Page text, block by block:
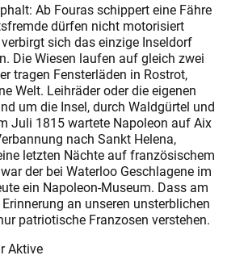
Ab Fouras schippert eine Fähre
dürfen nicht motorisiert
sich das einzige Inseldorf
Die Wiesen laufen auf gleich zwei
tragen Fensterläden in Rostrot,
Welt. Leihräder oder die eigenen
um die Insel, durch Waldgürtel und
Juli 1815 wartete Napoleon auf Aix
nach Sankt Helena,
letzten Nächte auf französischem
der bei Waterloo Geschlagene im
ein Napoleon-Museum. Dass am
an unseren unsterblichen
patriotische Franzosen verstehen.
Aktive